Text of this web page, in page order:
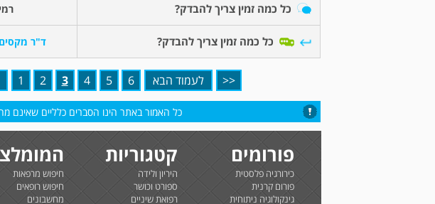
כל כמה זמין צריך להבדק? רמי
כל כמה זמין צריך להבדק? ד"ר מקסים
<< לעמוד הבא 1 2 3 4 5 6
כל האמור באתר הינו הסברים כלליים שאינם
פורומים
כירורגיה פלסטית
פורום קרנית
גינקולוגיה ניתוחית
קטגוריות
היריון ולידה
ספורט וכושר
רפואת שיניים
חיפוש מרפאות
חיפוש רופאים
מחשבונים